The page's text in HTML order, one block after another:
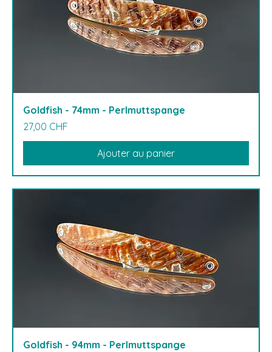
Goldfish - 74mm - Perlmuttspange
Prix
27,00 CHF
Ajouter au panier
Goldfish - 94mm - Perlmuttspange